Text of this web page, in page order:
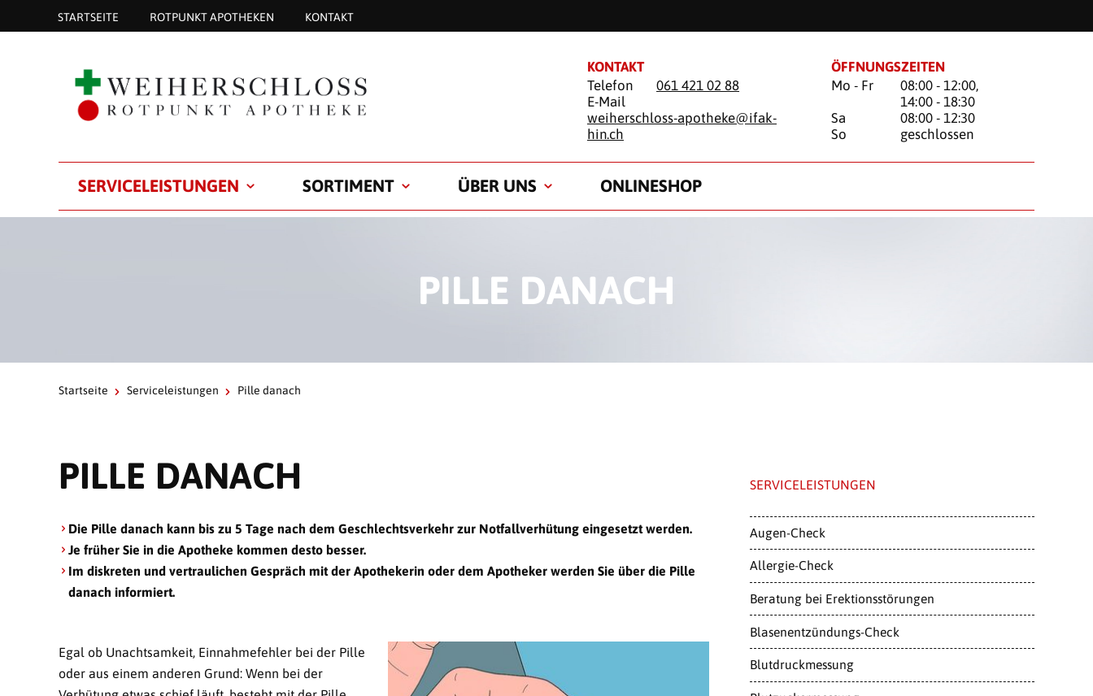
STARTSEITE ROTPUNKT APOTHEKEN KONTAKT
KONTAKT
Telefon
061 421 02 88
E-Mail
weiherschloss-apotheke@ifak-
hin.ch
ÖFFNUNGSZEITEN
Mo - Fr
08:00 - 12:00,
14:00 - 18:30
Sa
08:00 - 12:30
So
geschlossen
SERVICELEISTUNGEN SORTIMENT ÜBER UNS ONLINESHOP
PILLE DANACH
Startseite Serviceleistungen Pille danach
PILLE DANACH
Die Pille danach kann bis zu 5 Tage nach dem Geschlechtsverkehr zur Notfallverhütung eingesetzt werden.
Je früher Sie in die Apotheke kommen desto besser.
Im diskreten und vertraulichen Gespräch mit der Apothekerin oder dem Apotheker werden Sie über die Pille
danach informiert.
Egal ob Unachtsamkeit, Einnahmefehler bei der Pille
oder aus einem anderen Grund: Wenn bei der
SERVICELEISTUNGEN
Augen-Check
Allergie-Check
Beratung bei Erektionsstörungen
Blasenentzündungs-Check
Blutdruckmessung